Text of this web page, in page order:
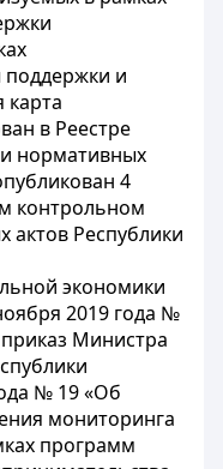
поддержки и
карта
в Реестре
нормативных
4
контрольном
актов Республики
экономики
2019 года №
Министра
№ 19 «Об
мониторинга
программ